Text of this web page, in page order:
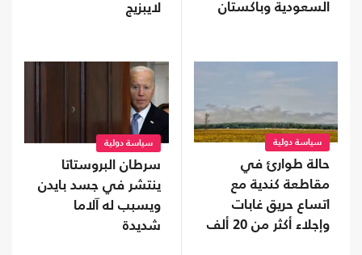
السعودية وباكستان
لايبزيج
سياسة دولية
حالة طوارئ في
مقاطعة كندية مع
اتساع حريق غابات
وإجلاء أكثر من 20 ألف
سياسة دولية
سرطان البروستاتا
ينتشر في جسد بايدن
ويسبب له آلاما
شديدة